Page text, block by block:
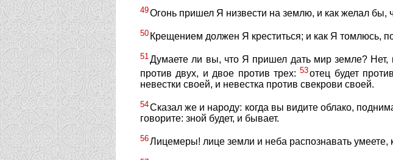
49Огонь пришел Я низвести на землю, и как желал бы,
50 Крещением должен Я креститься; и как Я томлюсь,
51Думаете ли вы, что Я пришел дать мир земле? Нет,
против двух, и двое против трех:53отец будет
невестки своей, и невестка против свекрови своей.
54Сказал же и народу: когда вы видите облако,
говорите: зной будет, и бывает.
56Лицемеры! лице земли и неба распознавать умеете,